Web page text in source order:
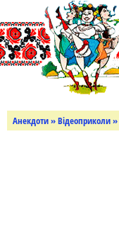
Анекдоти»Відеоприколи»